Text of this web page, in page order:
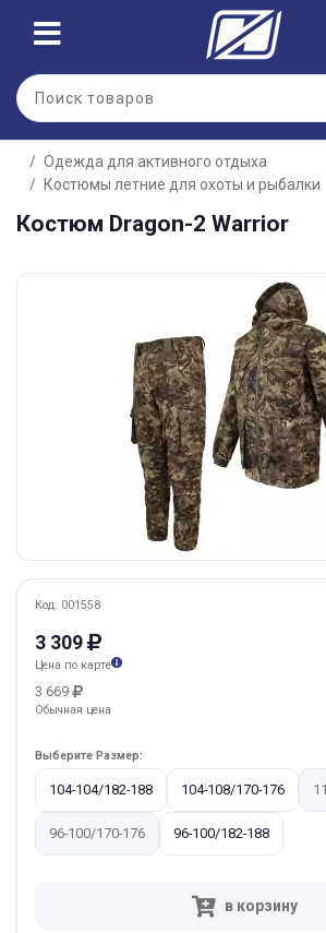
Одежда для активного отдыха
Костюмы летние для охоты и рыбалки
Костюм Dragon-2 Warrior
Код: 001558
3 309
Цена по карте
3 669
Обычная цена
Выберите Размер:
104-104/182-188 104-108/170-176
96-100/170-176 96-100/182-188
в корзину